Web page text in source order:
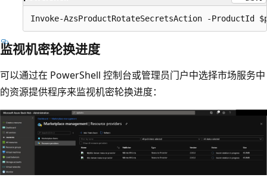
监视机密轮换进度
可以通过在 PowerShell 控制台或管理员门户中选择市场服务中
的资源提供程序来监视机密轮换进度：